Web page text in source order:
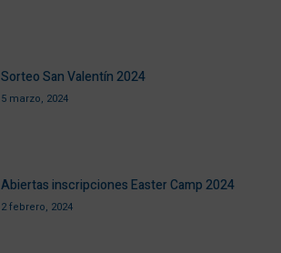
Sorteo San Valentín 2024
5 marzo, 2024
Abiertas inscripciones Easter Camp 2024
2 febrero, 2024